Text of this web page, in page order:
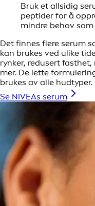
Bruk et allsidig
peptider for å
mindre behov
Det finnes flere serum
kan brukes ved ulike
rynker, redusert
mer. De lette
brukes av alle hudtyper.
Se NIVEAs serum